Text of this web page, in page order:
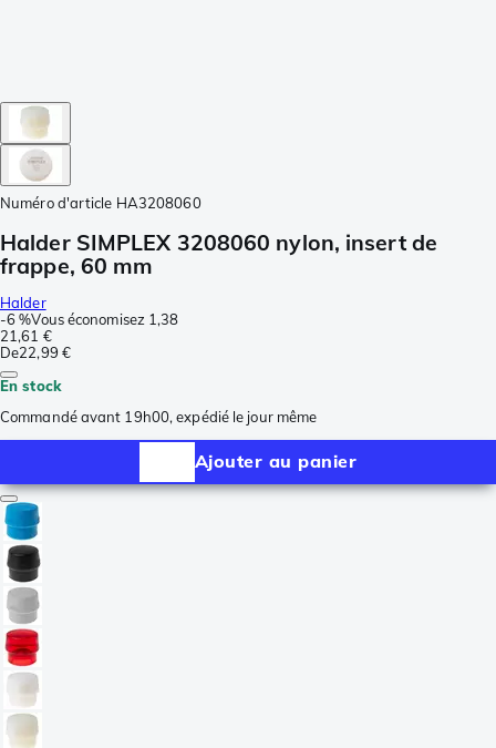
Numéro d'article HA3208060
Halder SIMPLEX 3208060 nylon, insert de
frappe, 60 mm
Halder
-6 %Vous économisez 1,38
21,61 €
De22,99 €
En stock
Commandé avant 19h00, expédié le jour même
Ajouter au panier